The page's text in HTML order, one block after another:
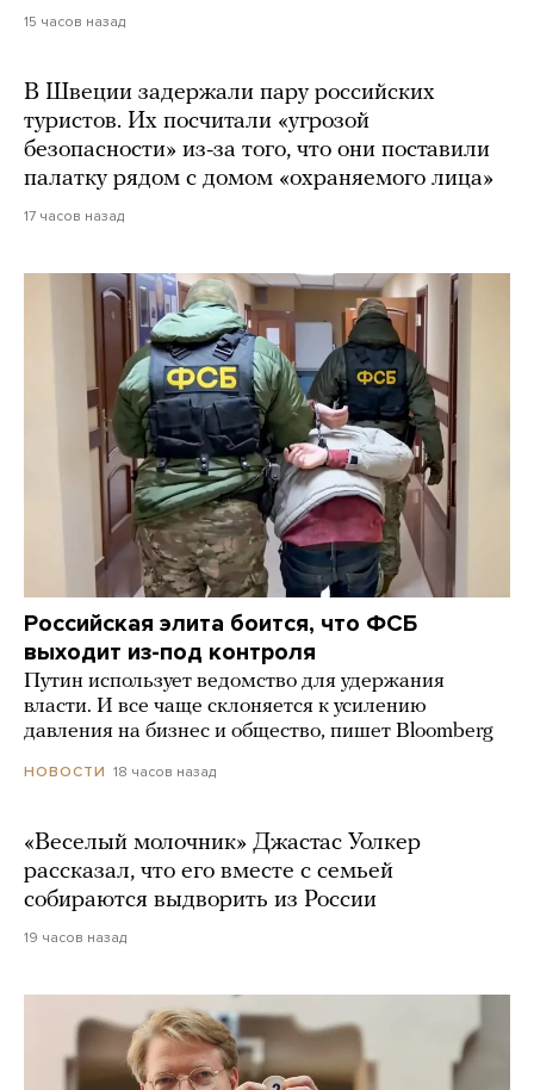
15 часов назад
В Швеции задержали пару российских
туристов. Их посчитали «угрозой
безопасности» из-за того, что они поставили
палатку рядом с домом «охраняемого лица»
17 часов назад
Российская элита боится, что ФСБ
выходит из-под контроля
Путин использует ведомство для удержания
власти. И все чаще склоняется к усилению
давления на бизнес и общество, пишет Bloomberg
НОВОСТИ 18 часов назад
«Веселый молочник» Джастас Уолкер
рассказал, что его вместе с семьей
собираются выдворить из России
19 часов назад